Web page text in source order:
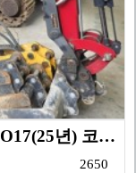
년) 코…
2650